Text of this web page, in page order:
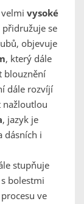
vysoké
přidružuje se
objevuje
, který dále
blouznění
dále rozvíjí
nažloutlou
, jazyk je
dásních i
stupňuje
bolestmi
ve